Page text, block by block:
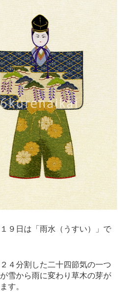
９日は「雨水（うすい）」で
４分割した二十四節気の一つ
雪から雨に変わり草木の芽が
す。